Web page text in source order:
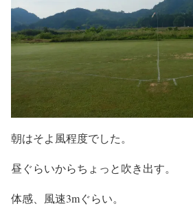
朝はそよ風程度でした。
昼ぐらいからちょっと吹き出す。
体感、風速3mぐらい。